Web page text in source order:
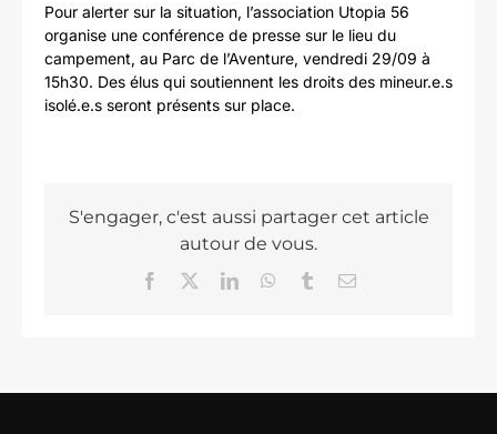
Pour alerter sur la situation, l’association Utopia 56
organise une conférence de presse sur le lieu du
campement, au Parc de l’Aventure, vendredi 29/09 à
15h30. Des élus qui soutiennent les droits des mineur.e.s
isolé.e.s seront présents sur place.
S'engager, c'est aussi partager cet article
autour de vous.
Facebook LinkedInWhatsAppTumblrEmail